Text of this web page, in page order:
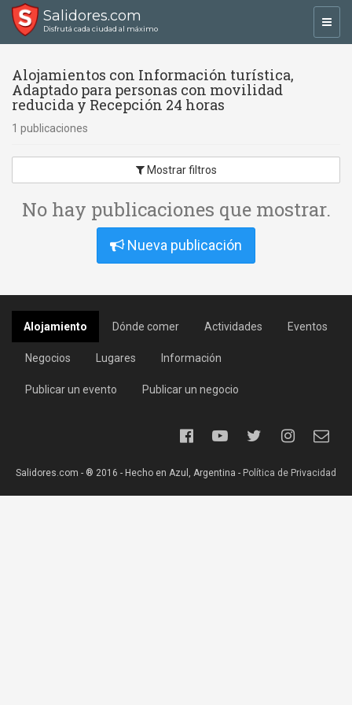
Salidores.com
Disfrutá cada ciudad al máximo
Alojamientos con Información turística,
Adaptado para personas con movilidad
reducida y Recepción 24 horas
1 publicaciones
Mostrar filtros
No hay publicaciones que mostrar.
Nueva publicación
Alojamiento Dónde comer Actividades Eventos
Negocios Lugares Información
Publicar un evento Publicar un negocio
Salidores.com - ® 2016 - Hecho en Azul, Argentina - Política de Privacidad